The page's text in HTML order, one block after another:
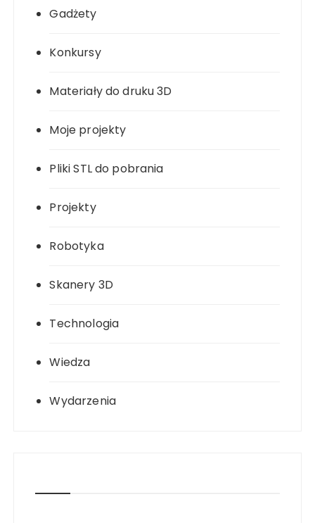
Gadżety
Konkursy
Materiały do druku 3D
Moje projekty
Pliki STL do pobrania
Projekty
Robotyka
Skanery 3D
Technologia
Wiedza
Wydarzenia